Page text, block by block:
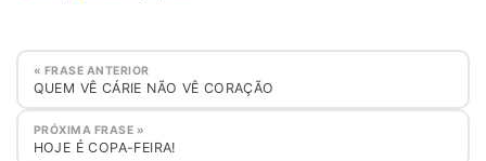
« FRASE ANTERIOR
QUEM VÊ CÁRIE NÃO VÊ CORAÇÃO
PRÓXIMA FRASE »
HOJE É COPA-FEIRA!